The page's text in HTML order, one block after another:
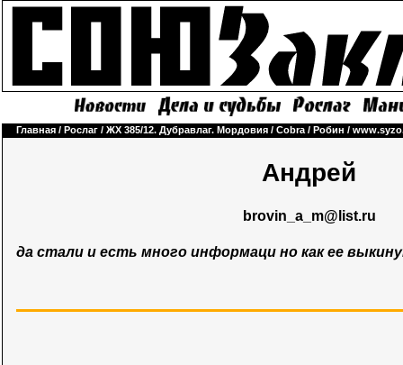
Главная / Рослаг / ЖХ 385/12. Дубравлаг. Мордовия / Cobra / Робин /
Андрей
brovin_a_m@list.ru
да стали и есть много информаци но как ее